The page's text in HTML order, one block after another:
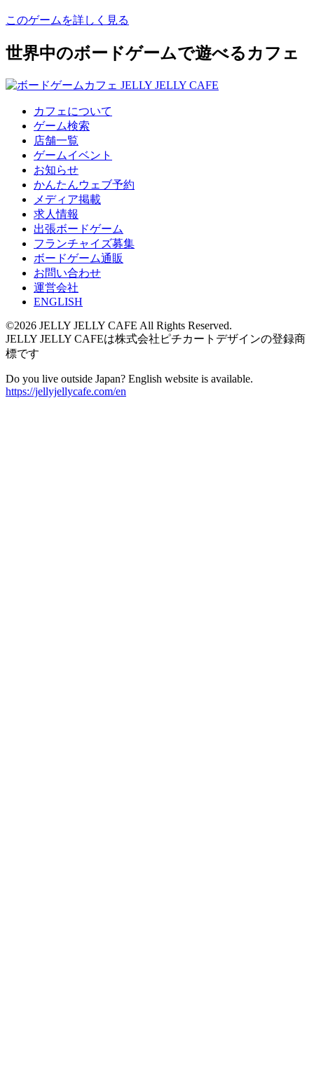
このゲームを詳しく見る
世界中のボードゲームで遊べるカフェ
カフェについて
ゲーム検索
店舗一覧
ゲームイベント
お知らせ
かんたんウェブ予約
メディア掲載
求人情報
出張ボードゲーム
フランチャイズ募集
ボードゲーム通販
お問い合わせ
運営会社
ENGLISH
©2026 JELLY JELLY CAFE All Rights Reserved.
JELLY JELLY CAFEは株式会社ピチカートデザインの登録商
標です
Do you live outside Japan? English website is available.
https://jellyjellycafe.com/en